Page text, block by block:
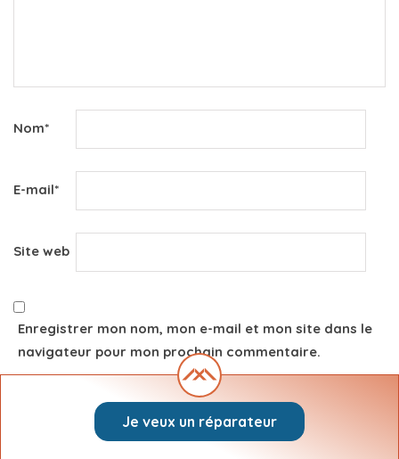
Je veux un réparateur
Nom*
E-mail*
Site web
Enregistrer mon nom, mon e-mail et mon site dans le
navigateur pour mon prochain commentaire.